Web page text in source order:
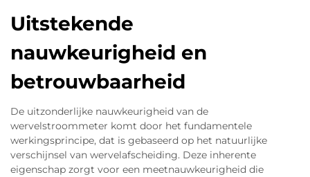
Uitstekende
nauwkeurigheid en
betrouwbaarheid
De uitzonderlijke nauwkeurigheid van de
wervelstroommeter komt door het fundamentele
werkingsprincipe, dat is gebaseerd op het natuurlijke
verschijnsel van wervelafscheiding. Deze inherente
eigenschap zorgt voor een meetnauwkeurigheid die